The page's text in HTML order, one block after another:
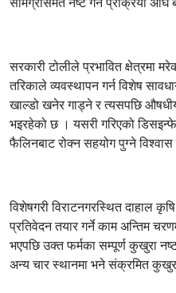
सरकारी टोलीले प्रभावित क्षेत्रमा
तरिकाले व्यवस्थापन गर्न विशेष
खाल्डो खनेर गाड्ने र त्यसपछि
भइरहेको छ । यसरी गरिएको
फैलिनबाट रोक्न सहयोग पुग्ने
विशेषगरी विराटनगरस्थित दाहाल
प्रतिवेदन तयार गर्ने काम अन्तिम
भएपछि उक्त फर्मका सम्पूर्ण कुखुरा
अन्य चार स्थानमा भने संक्रमित